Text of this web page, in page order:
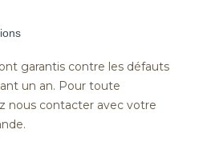
garantis contre les défauts
un an. Pour toute
nous contacter avec votre